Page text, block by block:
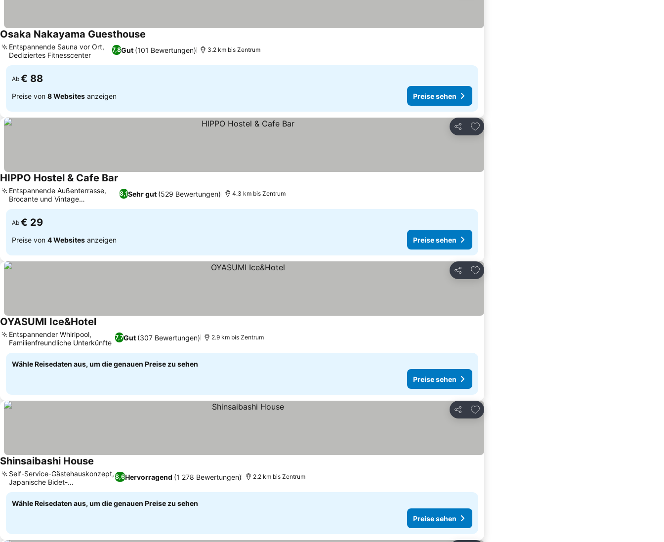
Osaka Nakayama Guesthouse
7,8Gut (101 Bewertungen)
Entspannende Sauna vor Ort,
Dediziertes Fitnesscenter
3.2 km bis Zentrum
Ab € 88
Preise von 8 Websites anzeigen Preise sehen
Teilen
Zu Favoriten hinzufügen
HIPPO Hostel & Cafe Bar
8,1Sehr gut (529 Bewertungen)
Entspannende Außenterrasse,
Brocante und Vintage
Innendesign
4.3 km bis Zentrum
Ab € 29
Preise von 4 Websites anzeigen Preise sehen
Teilen
Zu Favoriten hinzufügen
OYASUMI Ice&Hotel
7,7Gut (307 Bewertungen)
Entspannender Whirlpool,
Familienfreundliche Unterkünfte
2.9 km bis Zentrum
Wähle Reisedaten aus, um die genauen Preise zu sehen
Preise sehen
Teilen
Zu Favoriten hinzufügen
Shinsaibashi House
8,6Hervorragend (1 278 Bewertungen)
Self-Service-Gästehauskonzept,
Japanische Bidet-
Toilettensysteme
2.2 km bis Zentrum
Wähle Reisedaten aus, um die genauen Preise zu sehen
Preise sehen